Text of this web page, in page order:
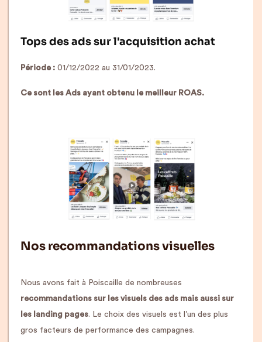
Tops des ads sur l'acquisition achat
Période : 01/12/2022 au 31/01/2023.
Ce sont les Ads ayant obtenu le meilleur ROAS.
Nos recommandations visuelles
Nous avons fait à Poiscaille de nombreuses
recommandations sur les visuels des ads mais aussi sur
les landing pages. Le choix des visuels est l’un des plus
gros facteurs de performance des campagnes.